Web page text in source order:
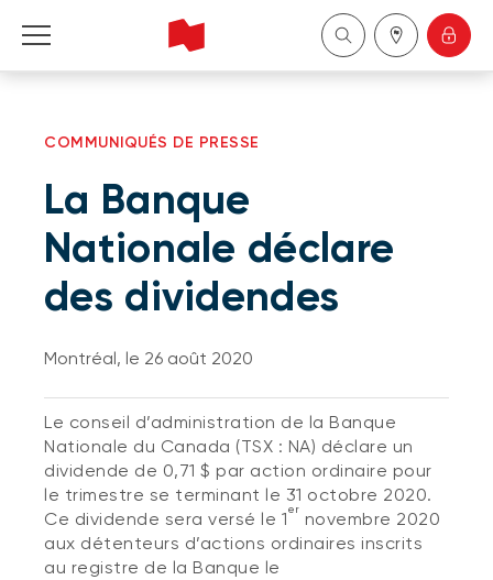
Gestion de patrimoine
À propos de nous
Devenir client
COMMUNIQUÉS DE PRESSE
La Banque
Nationale déclare
des dividendes
Montréal, le 26 août 2020
Le conseil d’administration de la Banque
Nationale du Canada (TSX : NA) déclare un
dividende de 0,71 $ par action ordinaire pour
le trimestre se terminant le 31 octobre 2020.
Ce dividende sera versé le 1er novembre 2020
aux détenteurs d’actions ordinaires inscrits
au registre de la Banque le